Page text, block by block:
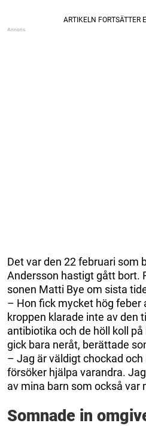
Det var den 22 februari som
Andersson hastigt gått bort.
sonen Matti Bye om sista
– Hon fick mycket hög feber
kroppen klarade inte av den
antibiotika och de höll koll
gick bara neråt, berättade
– Jag är väldigt chockad
försöker hjälpa varandra.
av mina barn som också var
Somnade in